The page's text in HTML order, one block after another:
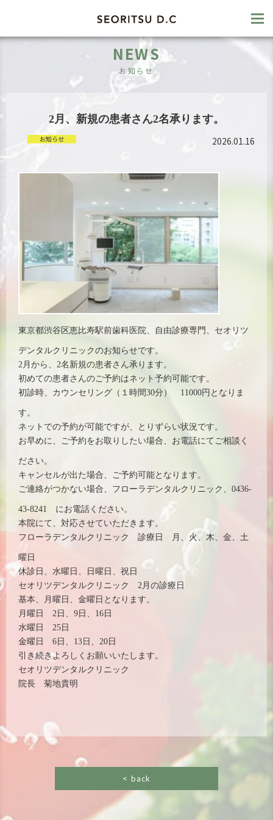
NEWS
お知らせ
2月、新規の患者さん2名承ります。
お知らせ 2026.01.16
東京都渋谷区恵比寿駅前歯科医院、自由診療専門、セオリツ
デンタルクリニックのお知らせです。
2月から、2名新規の患者さん承ります。
初めての患者さんのご予約はネット予約可能です。
初診時、カウンセリング（１時間30分） 11000円となりま
す。
ネットでの予約が可能ですが、とりずらい状況です。
お早めに、ご予約をお取りしたい場合、お電話にてご相談く
ださい。
キャンセルが出た場合、ご予約可能となります。
ご連絡がつかない場合、フローラデンタルクリニック、0436-
43-8241 にお電話ください。
本院にて、対応させていただきます。
フローラデンタルクリニック 診療日 月、火、木、金、土
曜日
休診日、水曜日、日曜日、祝日
セオリツデンタルクリニック 2月の診療日
基本、月曜日、金曜日となります。
月曜日 2日、9日、16日
水曜日 25日
金曜日 6日、13日、20日
引き続きよろしくお願いいたします。
セオリツデンタルクリニック
院長 菊地貴明
< back